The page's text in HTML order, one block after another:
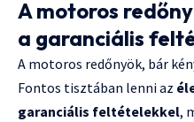
A motoros
a garanciális
A motoros redőnyök, bár
Fontos tisztában lenni az
garanciális feltételekkel,